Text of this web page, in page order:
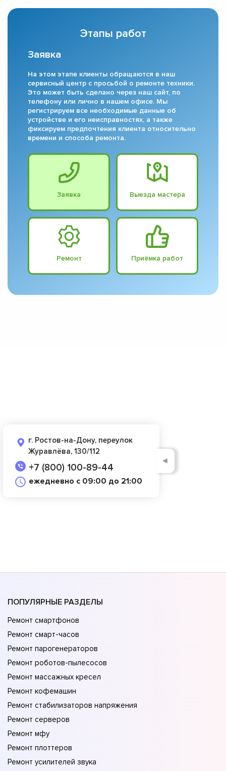
Этапы работ
Заявка
На этом этапе клиенты обращаются в наш
сервисный центр с просьбой о ремонте техники.
Это может быть сделано через наш сайт, по
телефону или лично в нашем офисе. Мы
регистрируем все необходимые данные об
устройстве и его неисправностях, а также
фиксируем предпочтения клиента относительно
времени и способа ремонта.
Заявка Выезда мастера
Ремонт Приёмка работ
г. Ростов-на-Дону, переулок
Журавлёва, 130/112
+7 (800) 100-89-44
ежедневно с 09:00 до 21:00
◄
ПОПУЛЯРНЫЕ РАЗДЕЛЫ
Ремонт смартфонов
Ремонт смарт-часов
Ремонт парогенераторов
Ремонт роботов-пылесосов
Ремонт массажных кресел
Ремонт кофемашин
Ремонт стабилизаторов напряжения
Ремонт серверов
Ремонт мфу
Ремонт плоттеров
Ремонт усилителей звука